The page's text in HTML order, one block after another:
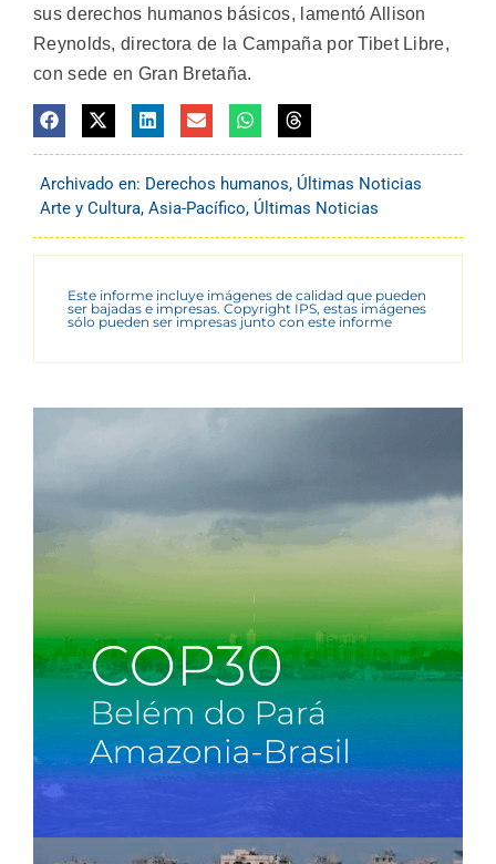
sus derechos humanos básicos, lamentó Allison
Reynolds, directora de la Campaña por Tibet Libre,
con sede en Gran Bretaña.
Archivado en: Derechos humanos, Últimas Noticias
Arte y Cultura, Asia-Pacífico, Últimas Noticias
Este informe incluye imágenes de calidad que pueden
ser bajadas e impresas. Copyright IPS, estas imágenes
sólo pueden ser impresas junto con este informe